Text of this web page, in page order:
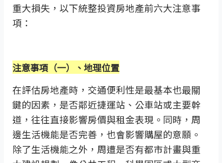
重大損失，以下統整投資房地產前六大注意事
項：
注意事項（一）、地理位置
在評估房地產時，交通便利性是最基本也最關
鍵的因素，是否鄰近捷運站、公車站或主要幹
道，往往直接影響房價與租金表現。同時，周
邊生活機能是否完善，也會影響購屋的意願。
除了生活機能之外，周遭是否有都市計畫與重